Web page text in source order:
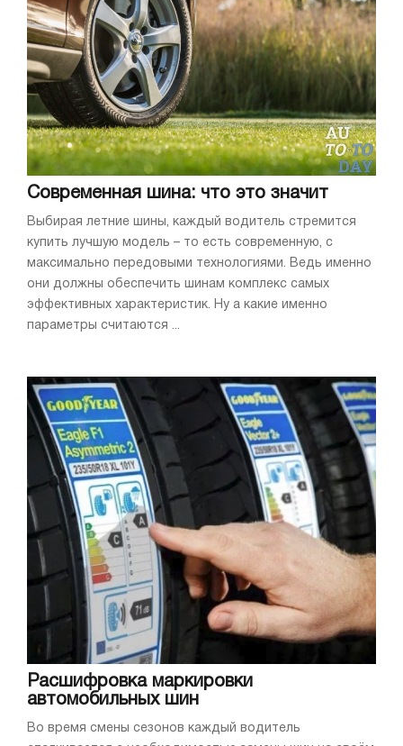
Cовременная шина: что это значит
Выбирая летние шины, каждый водитель стремится
купить лучшую модель – то есть современную, с
максимально передовыми технологиями. Ведь именно
они должны обеспечить шинам комплекс самых
эффективных характеристик. Ну а какие именно
параметры считаются ...
Расшифровка маркировки
автомобильных шин
Во время смены сезонов каждый водитель